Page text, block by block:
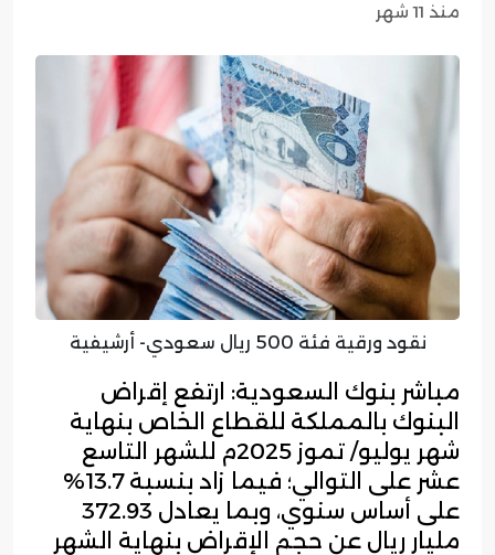
منذ 11 شهر
نقود ورقية فئة 500 ريال سعودي- أرشيفية
مباشر بنوك السعودية: ارتفع إقراض
البنوك بالمملكة للقطاع الخاص بنهاية
شهر يوليو/ تموز 2025م للشهر التاسع
عشر على التوالي؛ فيما زاد بنسبة 13.7%
على أساس سنوي، وبما يعادل 372.93
مليار ريال عن حجم الإقراض بنهاية الشهر